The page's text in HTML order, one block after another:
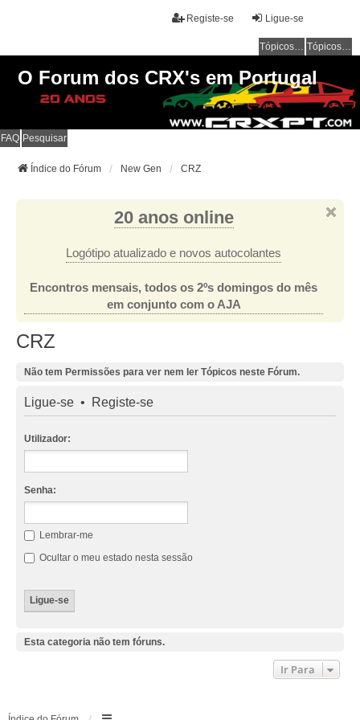
Ligue-se
Registe-se
Tópicos sem resposta Tópicos ativos
O Forum dos CRX's em Portugal
FAQ Pesquisar
Índice do Fórum New Gen CRZ
20 anos online
Logótipo atualizado e novos autocolantes
Encontros mensais, todos os 2ºs domingos do mês
em conjunto com o AJA
CRZ
Não tem Permissões para ver nem ler Tópicos neste Fórum.
Ligue-se • Registe-se
Utilizador:
Senha:
Lembrar-me
Ocultar o meu estado nesta sessão
Esta categoria não tem fóruns.
Ir Para